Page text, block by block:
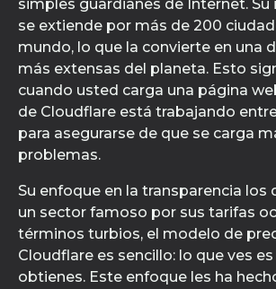
simples guardianes de Internet. Su
se extiende por más de 200
mundo, lo que la convierte en una
más extensas del planeta. Esto
cuando usted carga una página
de Cloudflare está trabajando
para asegurarse de que se carga
problemas.
Su enfoque en la transparencia los
un sector famoso por sus tarifas
términos turbios, el modelo de
Cloudflare es sencillo: lo que ves
obtienes. Este enfoque les ha